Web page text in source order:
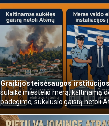
Graikijos teisėsaugos institucijos
sulaikė miestelio merą, kaltinamą
padegimo, sukėlusio gaisrą netoli